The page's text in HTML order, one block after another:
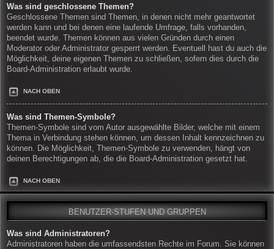
Was sind geschlossene Themen?
Geschlossene Themen sind Themen, in denen nicht mehr geantwortet
werden kann und bei denen eine laufende Umfrage, falls vorhanden,
beendet wurde. Themen können aus vielen Gründen durch einen
Moderator oder Administrator gesperrt werden. Eventuell hast du auch die
Möglichkeit, deine eigenen Themen zu schließen, sofern dies durch die
Board-Administration erlaubt wurde.
NACH OBEN
Was sind Themen-Symbole?
Themen-Symbole sind vom Autor ausgewählte Bilder, welche mit einem
Thema in Verbindung stehen können, um dessen Inhalt kennzeichnen zu
können. Die Möglichkeit, Themen-Symbole zu verwenden, hängt von
deinen Berechtigungen ab, die die Board-Administration gesetzt hat.
NACH OBEN
BENUTZER-STUFEN UND GRUPPEN
Was sind Administratoren?
Administratoren haben die umfassendsten Rechte im Forum. Sie können